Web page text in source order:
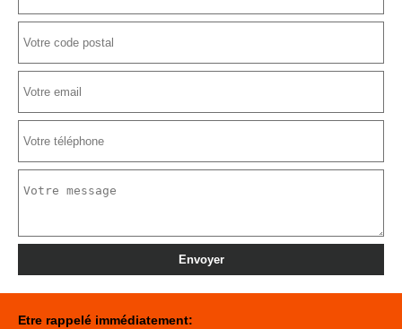
Etre rappelé immédiatement: